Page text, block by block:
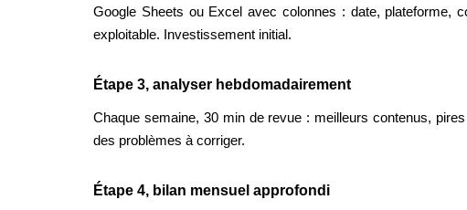
Google Sheets ou Excel avec colonnes : date, plateforme,
exploitable. Investissement initial.
Étape 3, analyser hebdomadairement
Chaque semaine, 30 min de revue : meilleurs contenus,
des problèmes à corriger.
Étape 4, bilan mensuel approfondi